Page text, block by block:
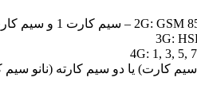
کارت) یا دو سیم کارته (نانو سیم